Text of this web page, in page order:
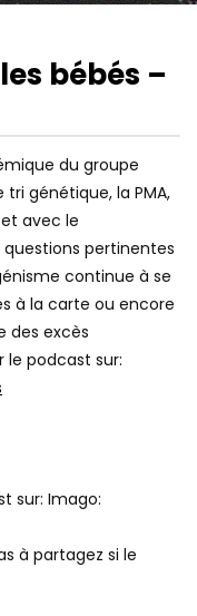
Watch Later
01:00:00
CYRULNIK) : ON A
SŒUR ! LES JEUNES
L’AMOUR
bébés –
du groupe
tri génétique, la PMA,
avec le
pertinentes
continue à se
à la carte ou encore
des excès
le podcast sur:
sur: Imago:
à partagez si le